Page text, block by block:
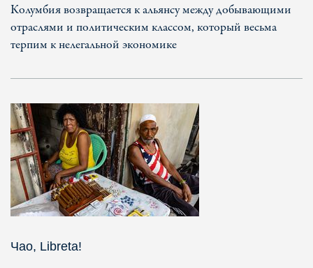
Колумбия возвращается к альянсу между добывающими
отраслями и политическим классом, который весьма
терпим к нелегальной экономике
Чао, Libreta!